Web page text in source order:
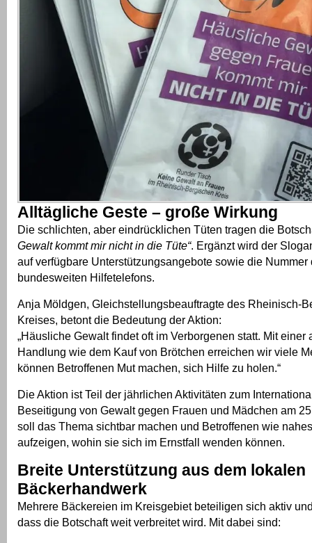
Alltägliche Geste – große Wirkung
Die schlichten, aber eindrücklichen Tüten tragen die
Gewalt kommt mir nicht in die Tüte“. Ergänzt wird der
auf verfügbare Unterstützungsangebote sowie die Nummer
bundesweiten Hilfetelefons.
Anja Möldgen, Gleichstellungsbeauftragte des Rheinisch-
Kreises, betont die Bedeutung der Aktion:
„Häusliche Gewalt findet oft im Verborgenen statt. Mit einer
Handlung wie dem Kauf von Brötchen erreichen wir viele
können Betroffenen Mut machen, sich Hilfe zu holen.“
Die Aktion ist Teil der jährlichen Aktivitäten zum
Beseitigung von Gewalt gegen Frauen und Mädchen am
soll das Thema sichtbar machen und Betroffenen wie
aufzeigen, wohin sie sich im Ernstfall wenden können.
Breite Unterstützung aus dem lokalen
Bäckerhandwerk
Mehrere Bäckereien im Kreisgebiet beteiligen sich aktiv
dass die Botschaft weit verbreitet wird. Mit dabei sind: